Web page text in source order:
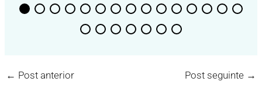
← Post anterior Post seguinte →